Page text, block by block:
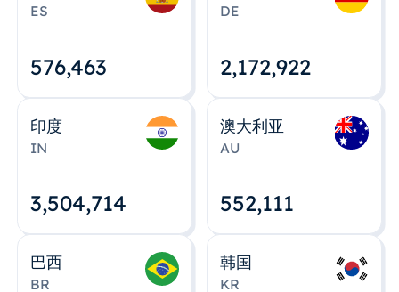
ES
576,463
DE
2,172,922
印度
IN
3,504,715
澳大利亚
AU
552,112
巴西
BR
韩国
KR